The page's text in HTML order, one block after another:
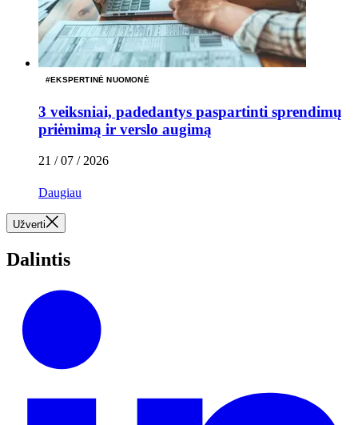
#EKSPERTINĖ NUOMONĖ
3 veiksniai, padedantys paspartinti sprendimų
priėmimą ir verslo augimą
21 / 07 / 2026
Daugiau
Užverti
Dalintis